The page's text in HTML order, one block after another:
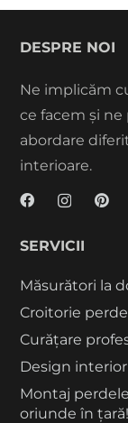
DESPRE NOI
Ne implicăm
ce facem și ne
abordare
interioare.
SERVICII
Măsurători la
Croitorie
Curățare
Design interior
Montaj
oriunde în țară!